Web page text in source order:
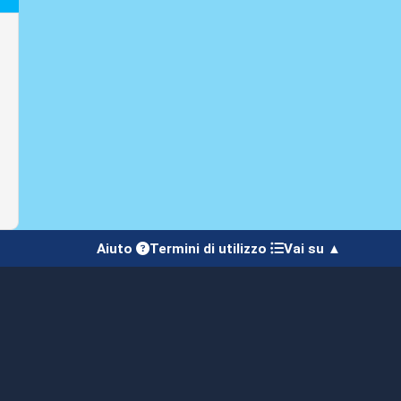
Aiuto Termini di utilizzo Vai su ▲